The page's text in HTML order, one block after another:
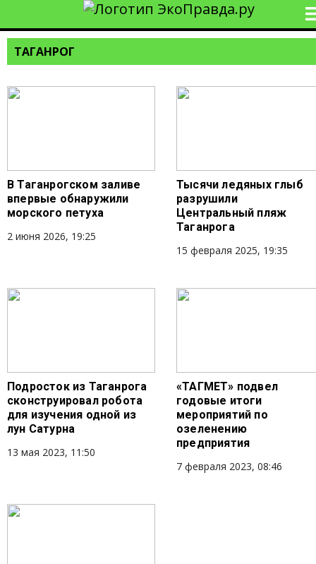
ТАГАНРОГ
В Таганрогском заливе
впервые обнаружили
морского петуха
2 июня 2026, 19:25
Тысячи ледяных глыб
разрушили
Центральный пляж
Таганрога
15 февраля 2025, 19:35
Подросток из Таганрога
сконструировал робота
для изучения одной из
лун Сатурна
13 мая 2023, 11:50
«ТАГМЕТ» подвел
годовые итоги
мероприятий по
озеленению
предприятия
7 февраля 2023, 08:46